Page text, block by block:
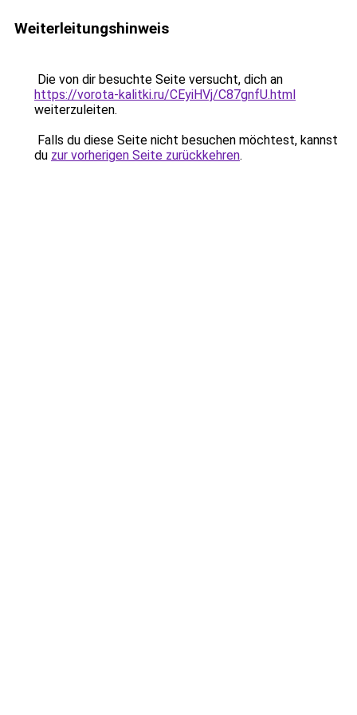
Weiterleitungshinweis
Die von dir besuchte Seite versucht, dich an
https://vorota-kalitki.ru/CEyiHVj/C87gnfU.html
weiterzuleiten.
Falls du diese Seite nicht besuchen möchtest, kannst
du zur vorherigen Seite zurückkehren.